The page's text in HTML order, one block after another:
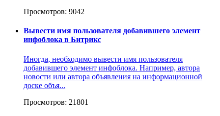
Просмотров: 9042
Вывести имя пользователя добавившего элемент
инфоблока в Битрикс
Иногда, необходимо вывести имя пользователя
добавившего элемент инфоблока. Например, автора
новости или автора объявления на информационной
доске объя...
Просмотров: 21801